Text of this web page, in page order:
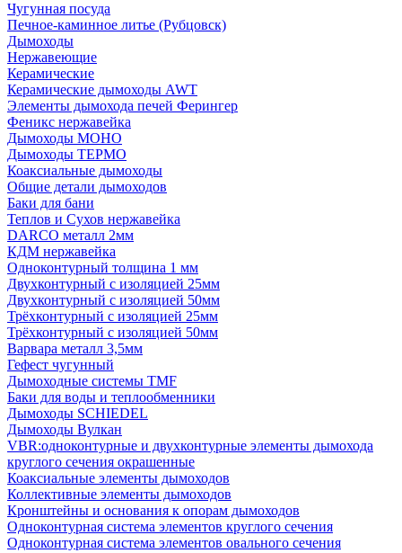
Чугунная посуда
Печное-каминное литье (Рубцовск)
Дымоходы
Нержавеющие
Керамические
Керамические дымоходы AWT
Элементы дымохода печей Ферингер
Феникс нержавейка
Дымоходы МОНО
Дымоходы ТЕРМО
Коаксиальные дымоходы
Общие детали дымоходов
Баки для бани
Теплов и Сухов нержавейка
DARCO металл 2мм
КДМ нержавейка
Одноконтурный толщина 1 мм
Двухконтурный с изоляцией 25мм
Двухконтурный с изоляцией 50мм
Трёхконтурный с изоляцией 25мм
Трёхконтурный с изоляцией 50мм
Варвара металл 3,5мм
Гефест чугунный
Дымоходные системы TMF
Баки для воды и теплообменники
Дымоходы SCHIEDEL
Дымоходы Вулкан
VBR:одноконтурные и двухконтурные элементы дымохода
круглого сечения окрашенные
Коаксиальные элементы дымоходов
Коллективные элементы дымоходов
Кронштейны и основания к опорам дымоходов
Одноконтурная система элементов круглого сечения
Одноконтурная система элементов овального сечения